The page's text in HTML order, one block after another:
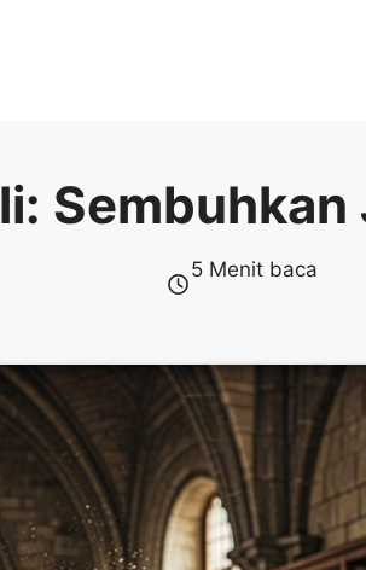
5 Menit baca